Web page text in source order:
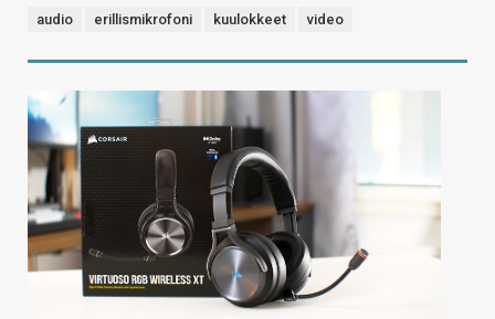
audio erillismikrofoni kuulokkeet video